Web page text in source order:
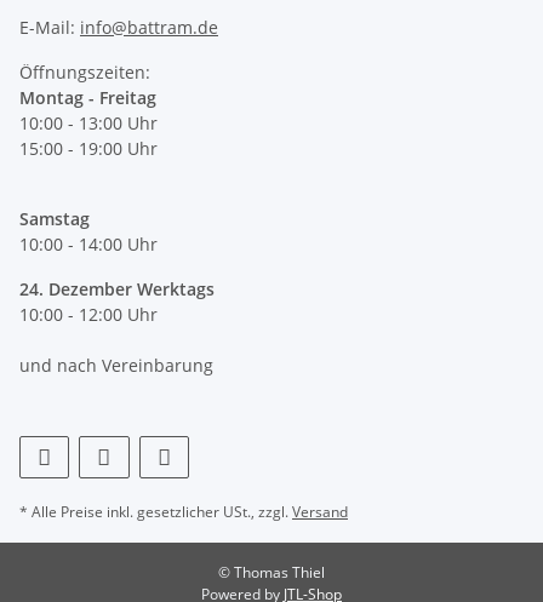
E-Mail: info@battram.de
Öffnungszeiten:
Montag - Freitag
10:00 - 13:00 Uhr
15:00 - 19:00 Uhr
Samstag
10:00 - 14:00 Uhr
24. Dezember Werktags
10:00 - 12:00 Uhr
und nach Vereinbarung
* Alle Preise inkl. gesetzlicher USt., zzgl.Versand
© Thomas Thiel
Powered by JTL-Shop